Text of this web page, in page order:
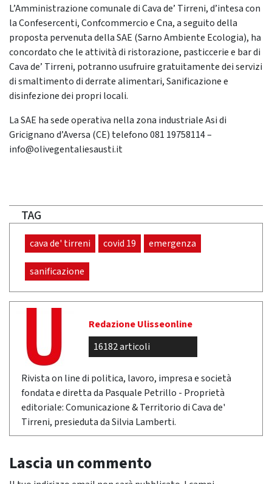
L’Amministrazione comunale di Cava de’ Tirreni, d’intesa con
la Confesercenti, Confcommercio e Cna, a seguito della
proposta pervenuta della SAE (Sarno Ambiente Ecologia), ha
concordato che le attività di ristorazione, pasticcerie e bar di
Cava de’ Tirreni, potranno usufruire gratuitamente dei servizi
di smaltimento di derrate alimentari, Sanificazione e
disinfezione dei propri locali.
La SAE ha sede operativa nella zona industriale Asi di
Gricignano d’Aversa (CE) telefono 081 19758114 –
info@olivegentaliesausti.it
TAG
cava de' tirreni covid 19 emergenza
sanificazione
Redazione Ulisseonline
16182 articoli
Rivista on line di politica, lavoro, impresa e società
fondata e diretta da Pasquale Petrillo - Proprietà
editoriale: Comunicazione & Territorio di Cava de'
Tirreni, presieduta da Silvia Lamberti.
Lascia un commento